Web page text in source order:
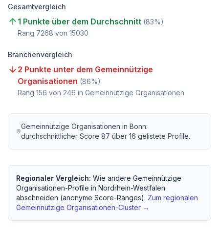
Gesamtvergleich
1 Punkte über dem Durchschnitt (83%)
Rang 7268 von 15030
Branchenvergleich
2 Punkte unter dem Gemeinnützige
Organisationen (86%)
Rang 156 von 246 in Gemeinnützige Organisationen
Gemeinnützige Organisationen in Bonn:
durchschnittlicher Score 87 über 16 gelistete Profile.
Regionaler Vergleich: Wie andere Gemeinnützige
Organisationen-Profile in Nordrhein-Westfalen
abschneiden (anonyme Score-Ranges). Zum regionalen
Gemeinnützige Organisationen-Cluster →